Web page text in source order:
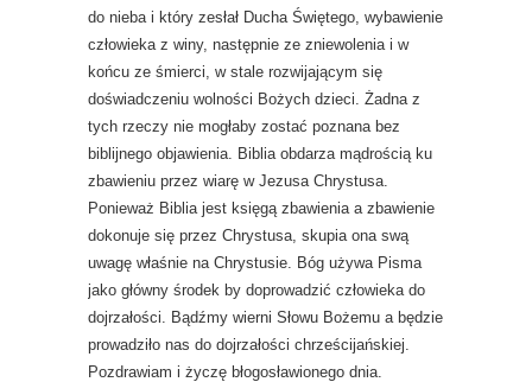
do nieba i który zesłał Ducha Świętego, wybawienie
człowieka z winy, następnie ze zniewolenia i w
końcu ze śmierci, w stale rozwijającym się
doświadczeniu wolności Bożych dzieci. Żadna z
tych rzeczy nie mogłaby zostać poznana bez
biblijnego objawienia. Biblia obdarza mądrością ku
zbawieniu przez wiarę w Jezusa Chrystusa.
Ponieważ Biblia jest księgą zbawienia a zbawienie
dokonuje się przez Chrystusa, skupia ona swą
uwagę właśnie na Chrystusie. Bóg używa Pisma
jako główny środek by doprowadzić człowieka do
dojrzałości. Bądźmy wierni Słowu Bożemu a będzie
prowadziło nas do dojrzałości chrześcijańskiej.
Pozdrawiam i życzę błogosławionego dnia.